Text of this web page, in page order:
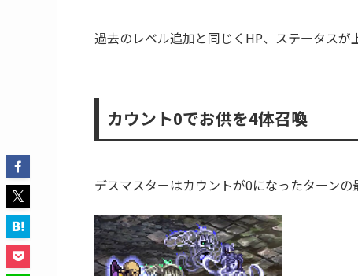
基本的な攻略法に変化はなし
過去のレベル追加と同じくHP、ステータスが